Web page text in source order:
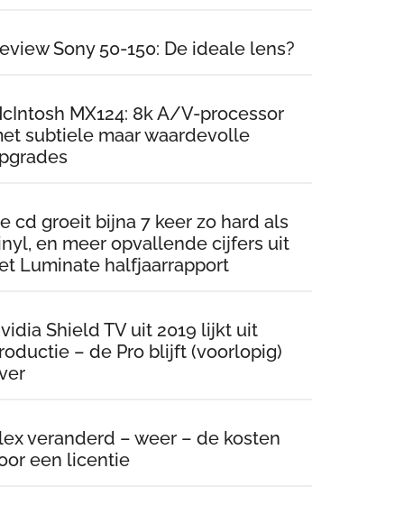
Sony 50-150: De ideale lens?
MX124: 8k A/V-processor
subtiele maar waardevolle
cd groeit bijna 7 keer zo hard als
en meer opvallende cijfers uit
Luminate halfjaarrapport
Shield TV uit 2019 lijkt uit
– de Pro blijft (voorlopig)
veranderd – weer – de kosten
een licentie